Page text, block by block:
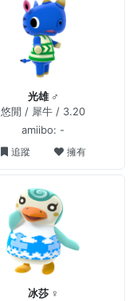
光雄 ♂
悠閒 / 犀牛 / 3.20
amiibo: -
追蹤 擁有
冰莎 ♀